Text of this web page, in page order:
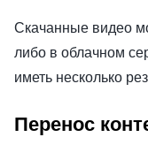
Скачанные видео
либо в облачном
иметь несколько
Перенос